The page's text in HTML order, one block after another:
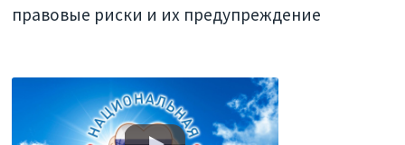
правовые риски и их предупреждение